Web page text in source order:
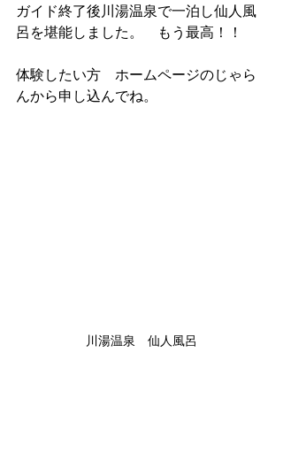
ガイド終了後川湯温泉で一泊し仙人風
呂を堪能しました。　もう最高！！
体験したい方　ホームページのじゃら
んから申し込んでね。
川湯温泉　仙人風呂